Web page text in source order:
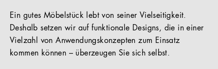
Ein gutes Möbelstück lebt von seiner Vielseitigkeit.
Deshalb setzen wir auf funktionale Designs, die in einer
Vielzahl von Anwendungskonzepten zum Einsatz
kommen können – überzeugen Sie sich selbst.